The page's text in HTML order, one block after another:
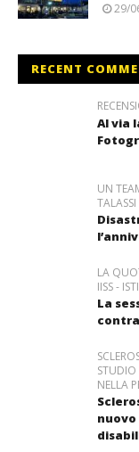
29/
RECENT
Al via
UN
TALASSI
LA
IISS -
La
STUDIO
NELLA